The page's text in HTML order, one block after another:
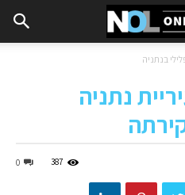
בנתניה
נתניה
0 387